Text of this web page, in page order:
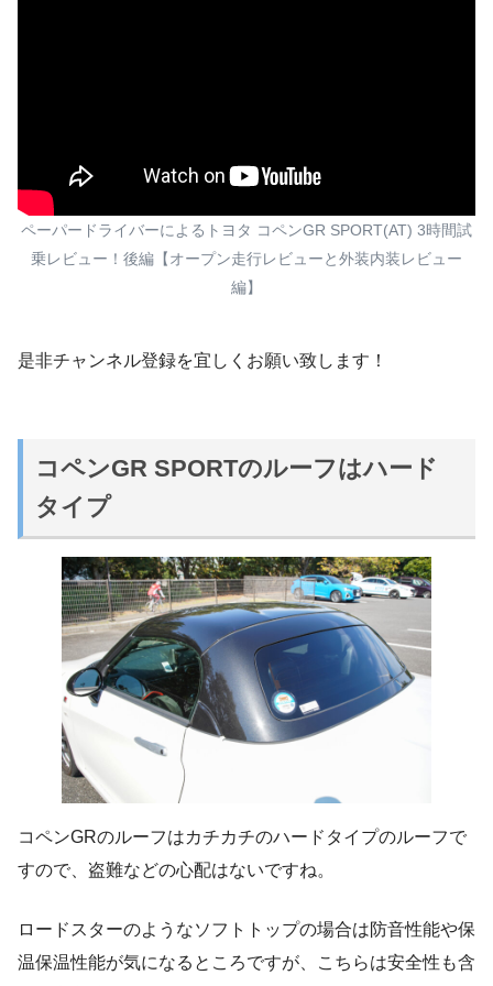
ペーパードライバーによるトヨタ コペンGR SPORT(AT) 3時間試
乗レビュー！後編【オープン走行レビューと外装内装レビュー
編】
是非チャンネル登録を宜しくお願い致します！
コペンGR SPORTのルーフはハード
タイプ
コペンGRのルーフはカチカチのハードタイプのルーフで
すので、盗難などの心配はないですね。
ロードスターのようなソフトトップの場合は防音性能や保
温保温性能が気になるところですが、こちらは安全性も含